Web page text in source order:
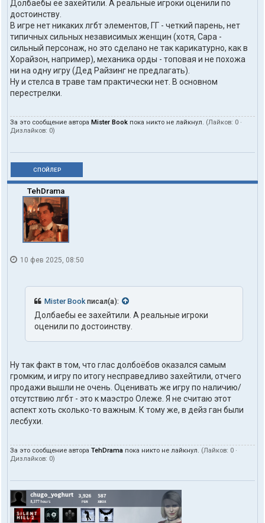
Долбаебы ее захейтили. А реальные игроки оценили по
достоинству.
В игре нет никаких лгбт элементов, ГГ - четкий парень, нет
типичных сильных независимых женщин (хотя, Сара -
сильный персонаж, но это сделано не так карикатурно, как в
Хорайзон, например), механика орды - топовая и не похожа
ни на одну игру (Дед Райзинг не предлагать).
Ну и стелса в траве там практически нет. В основном
перестрелки.
За это сообщение автора Mister Book пока никто не лайкнул. (Лайков: 0 ·
Дизлайков: 0)
СПОЙЛЕР
TehDrama
10 фев 2025, 08:50
Mister Bookписал(а):
Долбаебы ее захейтили. А реальные игроки
оценили по достоинству.
Ну так факт в том, что глас долбоёбов оказался самым
громким, и игру по итогу несправедливо захейтили, отчего
продажи вышли не очень. Оценивать же игру по наличию/
отсутствию лгбт - это к маэстро Олеже. Я не считаю этот
аспект хоть сколько-то важным. К тому же, в дейз ган были
лесбухи.
За это сообщение автора TehDrama пока никто не лайкнул. (Лайков: 0 ·
Дизлайков: 0)